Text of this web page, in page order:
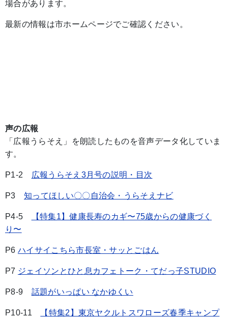
場合があります。
最新の情報は市ホームページでご確認ください。
声の広報
「広報うらそえ」を朗読したものを音声データ化していま
す。
P1-2 広報うらそえ3月号の説明・目次
P3 知ってほしい〇〇自治会・うらそえナビ
P4-5
【特集1】健康長寿のカギ〜75歳からの健康づく
り〜
P6 ハイサイこちら市長室・サッとごはん
P7 ジェイソンとひと息カフェトーク・てだっ子STUDIO
P8-9 話題がいっぱい なかゆくい
P10-11
【特集2】東京ヤクルトスワローズ春季キャンプ